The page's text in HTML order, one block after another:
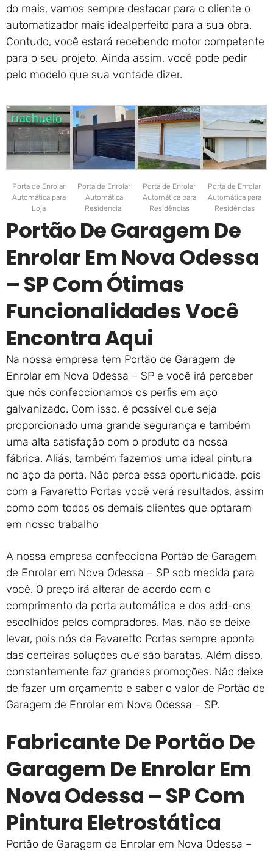
do mais, vamos sempre destacar para o cliente o
automatizador mais idealperfeito para a sua obra.
Contudo, você estará recebendo motor competente
para o seu projeto. Ainda assim, você pode pedir
pelo modelo que sua vontade dizer.
Porta de Enrolar
Automática para
Loja
Porta de Enrolar
Automática
Residencial
Porta de Enrolar
Automática para
Residências
Porta de Enrolar
Automática para
Residências
Portão De Garagem De
Enrolar Em Nova Odessa
– SP Com Ótimas
Funcionalidades Você
Encontra Aqui
Na nossa empresa tem Portão de Garagem de
Enrolar em Nova Odessa – SP e você irá perceber
que nós confeccionamos os perfis em aço
galvanizado. Com isso, é possível que seja
proporcionado uma grande segurança e também
uma alta satisfação com o produto da nossa
fábrica. Aliás, também fazemos uma ideal pintura
no aço da porta. Não perca essa oportunidade, pois
com a Favaretto Portas você verá resultados, assim
como com todos os demais clientes que optaram
em nosso trabalho
A nossa empresa confecciona Portão de Garagem
de Enrolar em Nova Odessa – SP sob medida para
você. O preço irá alterar de acordo com o
comprimento da porta automática e dos add-ons
escolhidos pelos compradores. Mas, não se deixe
levar, pois nós da Favaretto Portas sempre aponta
das certeiras soluções que são baratas. Além disso,
constantemente faz grandes promoções. Não deixe
de fazer um orçamento e saber o valor de Portão de
Garagem de Enrolar em Nova Odessa – SP.
Fabricante De Portão De
Garagem De Enrolar Em
Nova Odessa – SP Com
Pintura Eletrostática
Portão de Garagem de Enrolar em Nova Odessa –